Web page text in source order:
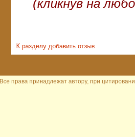
(кликнув на
К разделу добавить отзыв
Все права принадлежат автору, при